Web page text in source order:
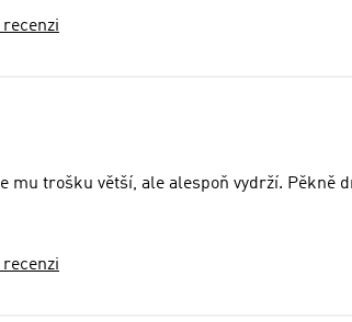
mu trošku větší, ale alespoň vydrží. Pěkně